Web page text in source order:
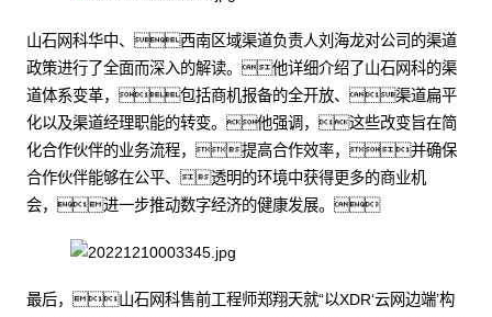
山石网科华中、西南区域渠道负责人刘海龙对公司的渠道
政策进行了全面而深入的解读。他详细介绍了山石网科的渠
道体系变革，包括商机报备的全开放、渠道扁平
化以及渠道经理职能的转变。他强调，这些改变旨在简
化合作伙伴的业务流程，提高合作效率，并确保
合作伙伴能够在公平、透明的环境中获得更多的商业机
会，进一步推动数字经济的健康发展。
最后，山石网科售前工程师郑翔天就“以XDR‘云网边端’构